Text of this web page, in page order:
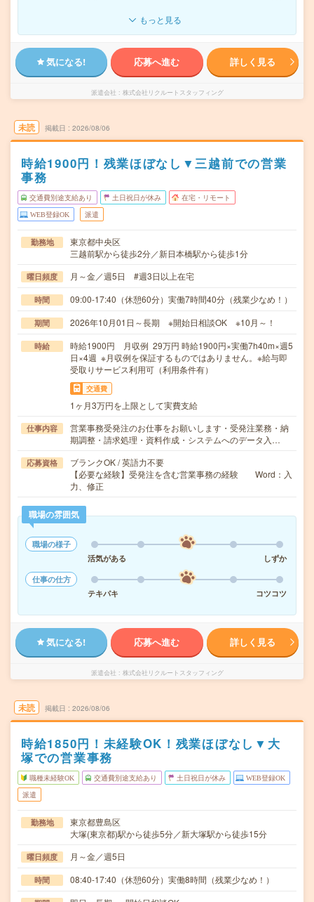
もっと見る
気になる! 応募へ進む 詳しく見る
派遣会社 株式会社リクルートスタッフィング
未読 掲載日 2026/08/06
時給1900円！残業ほぼなし▼三越前での営業
事務
交通費別途支給あり 土日祝日が休み 在宅・リモート
WEB登録OK 派遣
勤務地
東京都中央区
三越前駅から徒歩2分／新日本橋駅から徒歩1分
曜日頻度 月～金／週5日 #週3日以上在宅
時間 09:00-17:40（休憩60分）実働7時間40分（残業少なめ！）
期間 2026年10月01日～長期 ※開始日相談OK ※10月～！
時給
時給1900円 月収例 29万円 時給1900円×実働7h40m×週5
日×4週 ※月収例を保証するものではありません。※給与即
受取りサービス利用可（利用条件有）
交通費
1ヶ月3万円を上限として実費支給
仕事内容
営業事務受発注のお仕事をお願いします・受発注業務・納
期調整・請求処理・資料作成・システムへのデータ入…
応募資格
ブランクOK / 英語力不要
【必要な経験】受発注を含む営業事務の経験 Word：入
力、修正
職場の雰囲気
職場の様子
活気がある
しずか
仕事の仕方
テキパキ
コツコツ
気になる! 応募へ進む 詳しく見る
派遣会社 株式会社リクルートスタッフィング
未読 掲載日 2026/08/06
時給1850円！未経験OK！残業ほぼなし▼大
塚での営業事務
職種未経験OK 交通費別途支給あり 土日祝日が休み WEB登録OK
派遣
勤務地
東京都豊島区
大塚(東京都)駅から徒歩5分／新大塚駅から徒歩15分
曜日頻度 月～金／週5日
時間 08:40-17:40（休憩60分）実働8時間（残業少なめ！）